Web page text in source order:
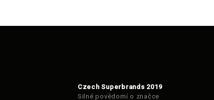
Czech Superbrands 2019
Silné povědomí o značce